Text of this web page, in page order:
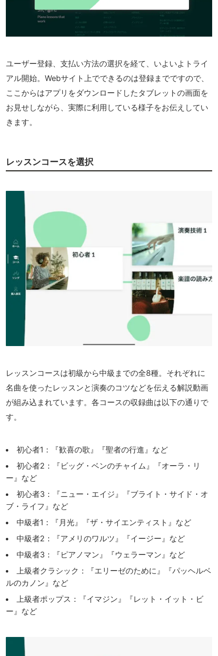
ユーザー登録、支払い方法の選択を経て、いよいよトライ
アル開始。Webサイト上でできるのは登録までですので、
ここからはアプリをダウンロードしたタブレットの画面を
お見せしながら、実際に利用している様子をお伝えしてい
きます。
レッスンコースを選択
レッスンコースは初級から中級までの全8種。それぞれに
名曲を使ったレッスンと演奏のコツなどを伝える解説動画
が組み込まれています。各コースの収録曲は以下の通りで
す。
初心者1：『歓喜の歌』『聖者の行進』など
初心者2：『ビッグ・ベンのチャイム』『オーラ・リ
ー』など
初心者3：『ニュー・エイジ』『ブライト・サイド・オ
ブ・ライフ』など
中級者1：『月光』『ザ・サイエンティスト』など
中級者2：『アメリのワルツ』『イージー』など
中級者3：『ピアノマン』『ウェラーマン』など
上級者クラシック：『エリーゼのために』『パッヘルベ
ルのカノン』など
上級者ポップス：『イマジン』『レット・イット・ビ
ー』など